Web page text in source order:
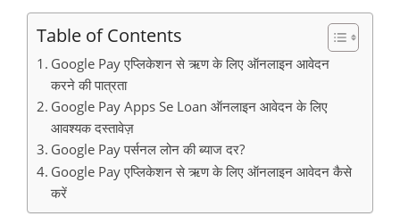
Table of Contents
Google Pay एप्लिकेशन से ऋण के लिए ऑनलाइन आवेदन
करने की पात्रता
Google Pay Apps Se Loan ऑनलाइन आवेदन के लिए
आवश्यक दस्तावेज़
Google Pay पर्सनल लोन की ब्याज दर?
Google Pay एप्लिकेशन से ऋण के लिए ऑनलाइन आवेदन कैसे
करें